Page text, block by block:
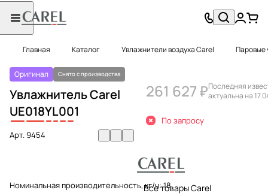
Главная Каталог Увлажнители воздуха Carel Паровые
Оригинал Снято с производства
Увлажнитель Carel
UE018YL001
Арт.9454
Номинальная производительность, кг/ч:18
261 627 ₽Последняя
актуальна на
По запросу
Все товары Carel